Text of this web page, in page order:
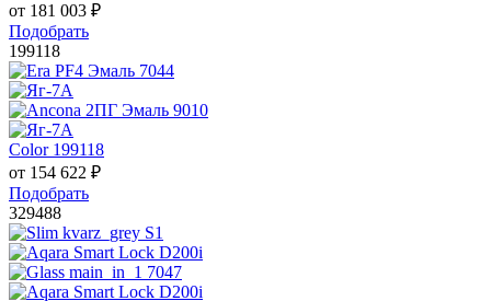
от 181 003 ₽
Подобрать
199118
Color 199118
от 154 622 ₽
Подобрать
329488